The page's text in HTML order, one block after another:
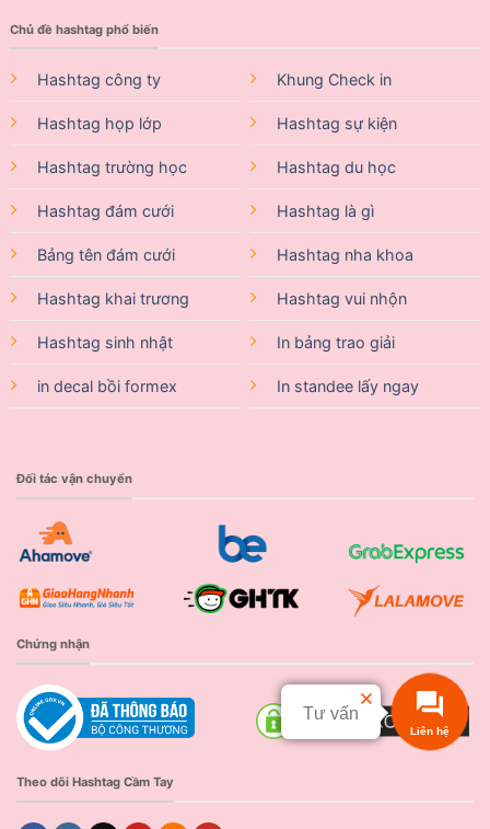
Chủ đề hashtag phổ biến
Hashtag công ty
Hashtag họp lớp
Hashtag trường học
Hashtag đám cưới
Bảng tên đám cưới
Hashtag khai trương
Hashtag sinh nhật
in decal bồi formex
Khung Check in
Hashtag sự kiện
Hashtag du học
Hashtag là gì
Hashtag nha khoa
Hashtag vui nhộn
In bảng trao giải
In standee lấy ngay
Đối tác vận chuyển
Chứng nhận
Theo dõi Hashtag Cầm Tay
Liên hệ
Tư vấn